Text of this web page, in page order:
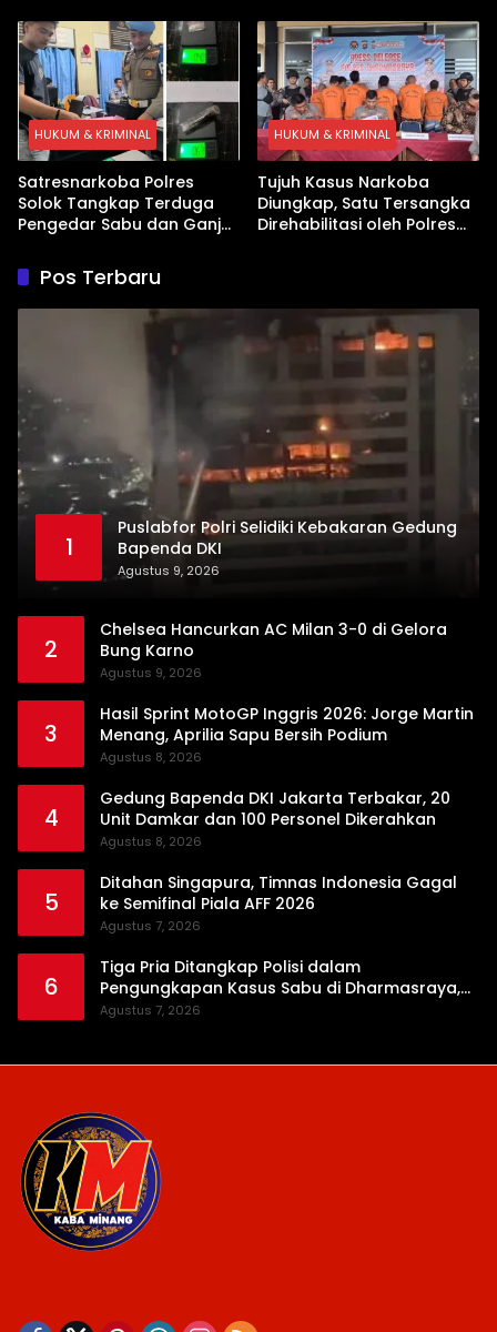
HUKUM & KRIMINAL
Satresnarkoba Polres
Solok Tangkap Terduga
Pengedar Sabu dan Ganja
HUKUM & KRIMINAL
Tujuh Kasus Narkoba
Diungkap, Satu Tersangka
Direhabilitasi oleh Polres
Pos Terbaru
1
Puslabfor Polri Selidiki Kebakaran Gedung
Bapenda DKI
Agustus 9, 2026
2
Chelsea Hancurkan AC Milan 3-0 di Gelora
Bung Karno
Agustus 9, 2026
3
Hasil Sprint MotoGP Inggris 2026: Jorge Martin
Menang, Aprilia Sapu Bersih Podium
Agustus 8, 2026
4
Gedung Bapenda DKI Jakarta Terbakar, 20
Unit Damkar dan 100 Personel Dikerahkan
Agustus 8, 2026
5
Ditahan Singapura, Timnas Indonesia Gagal
ke Semifinal Piala AFF 2026
Agustus 7, 2026
6
Tiga Pria Ditangkap Polisi dalam
Pengungkapan Kasus Sabu di Dharmasraya,
Timbangan Digital hingga Bong Disita
Agustus 7, 2026